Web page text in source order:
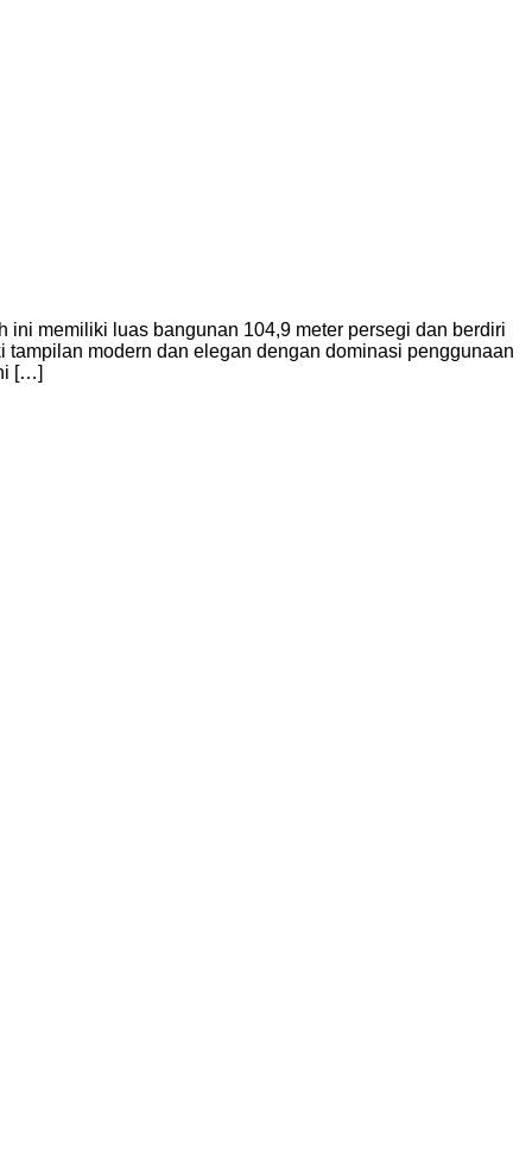
memiliki luas bangunan 104,9 meter persegi dan berdiri
modern dan elegan dengan dominasi penggunaan
[…]